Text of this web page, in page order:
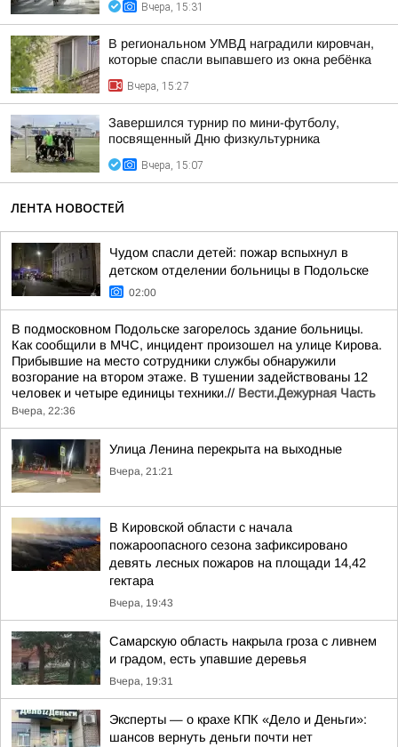
Вчера, 15:31
В региональном УМВД наградили кировчан,
которые спасли выпавшего из окна ребёнка
Вчера, 15:27
Завершился турнир по мини-футболу,
посвященный Дню физкультурника
Вчера, 15:07
ЛЕНТА НОВОСТЕЙ
Чудом спасли детей: пожар вспыхнул в
детском отделении больницы в Подольске
02:00
В подмосковном Подольске загорелось здание больницы.
Как сообщили в МЧС, инцидент произошел на улице Кирова.
Прибывшие на место сотрудники службы обнаружили
возгорание на втором этаже. В тушении задействованы 12
человек и четыре единицы техники.// Вести.Дежурная Часть
Вчера, 22:36
Улица Ленина перекрыта на выходные
Вчера, 21:21
В Кировской области с начала
пожароопасного сезона зафиксировано
девять лесных пожаров на площади 14,42
гектара
Вчера, 19:43
Самарскую область накрыла гроза с ливнем
и градом, есть упавшие деревья
Вчера, 19:31
Эксперты — о крахе КПК «Дело и Деньги»:
шансов вернуть деньги почти нет